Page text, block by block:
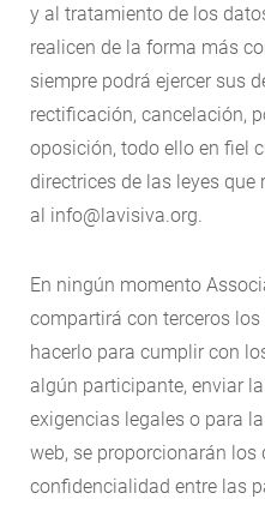
y al tratamiento de los
realicen de la forma más
siempre podrá ejercer sus
rectificación, cancelación,
oposición, todo ello en fiel
directrices de las leyes
al info@lavisiva.org.
En ningún momento
compartirá con terceros
hacerlo para cumplir con
algún participante, enviar
exigencias legales o para
web, se proporcionarán los
confidencialidad entre las